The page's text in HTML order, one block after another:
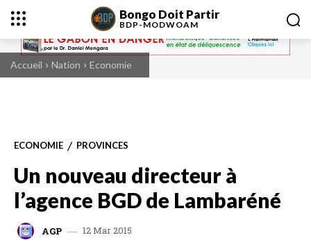
Bongo Doit Partir
BDP-MODWOAM
Accueil Nation Economie
ECONOMIE PROVINCES
Un nouveau directeur à
l’agence BGD de Lambaréné
AGP 12 Mar 2015